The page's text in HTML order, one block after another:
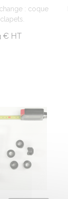
: coque
€HT